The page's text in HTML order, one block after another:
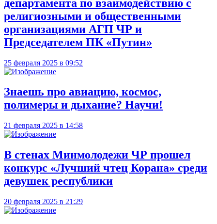
департамента по взаимодействию с
религиозными и общественными
организациями АГП ЧР и
Председателем ПК «Путин»
25 февраля 2025 в 09:52
Знаешь про авиацию, космос,
полимеры и дыхание? Научи!
21 февраля 2025 в 14:58
В стенах Минмолодежи ЧР прошел
конкурс «Лучший чтец Корана» среди
девушек республики
20 февраля 2025 в 21:29